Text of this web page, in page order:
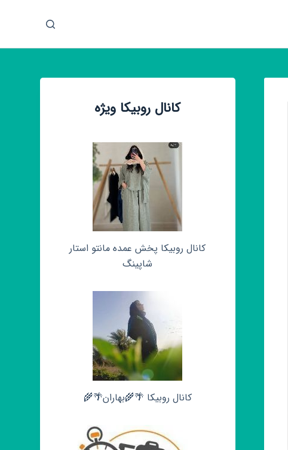
ش
کانال روبیکا ویژه
کانال روبیکا پخش عمده مانتو استار
شاپینگ
کانال روبیکا 🌴🌾بهاران🌴🌾